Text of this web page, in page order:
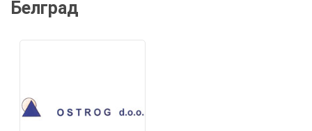
Белград